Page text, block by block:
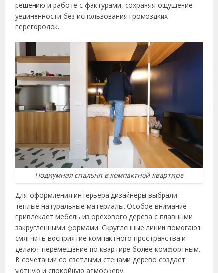
решению и работе с фактурами, сохраняя ощущение
уединенности без использования громоздких
перегородок.
Подиумная спальня в компактной квартире
Для оформления интерьера дизайнеры выбрали
теплые натуральные материалы. Особое внимание
привлекает мебель из орехового дерева с плавными
закругленными формами. Скругленные линии помогают
смягчить восприятие компактного пространства и
делают перемещение по квартире более комфортным.
В сочетании со светлыми стенами дерево создает
уютную и спокойную атмосферу.